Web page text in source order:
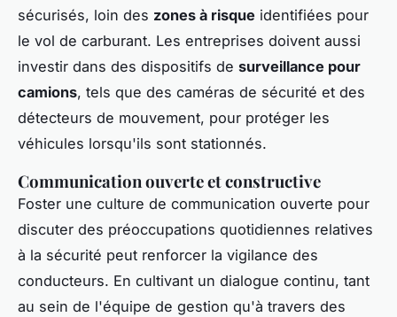
sécurisés, loin des zones à risque identifiées pour
le vol de carburant. Les entreprises doivent aussi
investir dans des dispositifs de surveillance pour
camions, tels que des caméras de sécurité et des
détecteurs de mouvement, pour protéger les
véhicules lorsqu'ils sont stationnés.
Communication ouverte et constructive
Foster une culture de communication ouverte pour
discuter des préoccupations quotidiennes relatives
à la sécurité peut renforcer la vigilance des
conducteurs. En cultivant un dialogue continu, tant
au sein de l'équipe de gestion qu'à travers des